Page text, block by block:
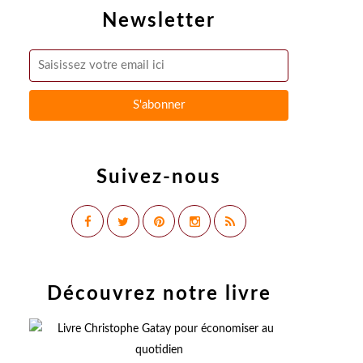
Newsletter
Suivez-nous
Découvrez notre livre